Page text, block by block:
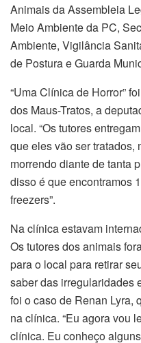
Animais da Assembleia
Meio Ambiente da PC,
Ambiente, Vigilância
de Postura e Guarda
“Uma Clínica de Horror”
dos Maus-Tratos, a
local. “Os tutores
que eles vão ser tratados,
morrendo diante de tanta
disso é que encontramos
freezers”.
Na clínica estavam
Os tutores dos animais
para o local para retirar
saber das irregularidades
foi o caso de Renan Lyra,
na clínica. “Eu agora vou
clínica. Eu conheço